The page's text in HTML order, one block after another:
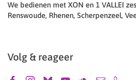
We bedienen met XON en 1 VALLEI
Renswoude, Rhenen, Scherpenzeel,
Volg & reageer